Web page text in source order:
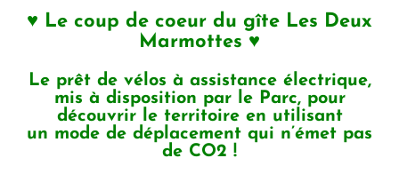
♥ Le coup de coeur du gîte Les Deux
Marmottes ♥
Le prêt de vélos à assistance électrique,
mis à disposition par le Parc, pour
découvrir le territoire en utilisant
un mode de déplacement qui n’émet pas
de CO2 !